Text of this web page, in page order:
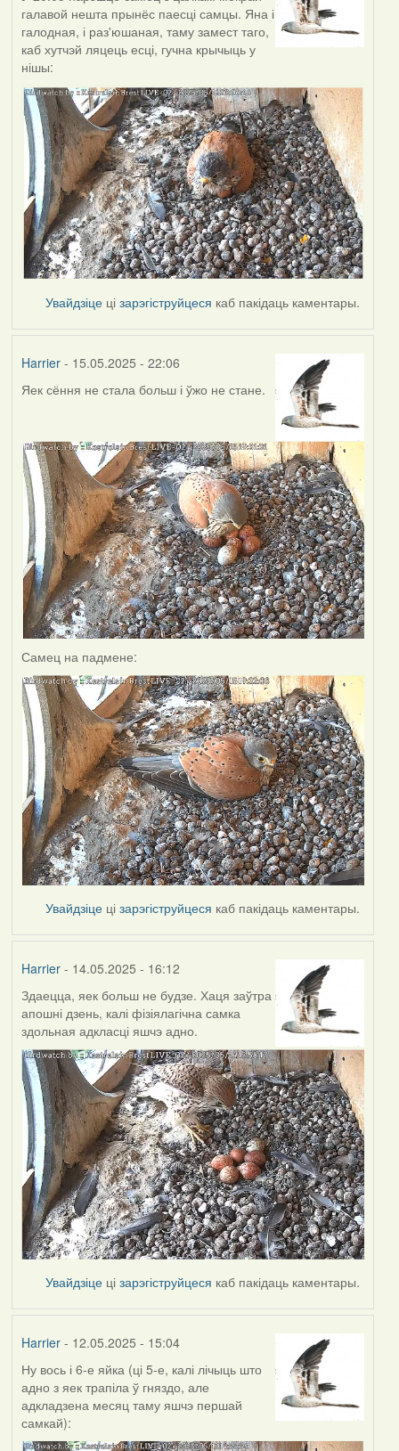
галавой нешта прынёс паесці самцы. Яна і
галодная, і раз'юшаная, таму замест таго,
каб хутчэй ляцець есці, гучна крычыць у
нішы:
Увайдзіце цізарэгіструйцеся каб пакідаць каментары.
Harrier- 15.05.2025 - 22:06
Яек сёння не стала больш і ўжо не стане.
Самец на падмене:
Увайдзіце цізарэгіструйцеся каб пакідаць каментары.
Harrier- 14.05.2025 - 16:12
Здаецца, яек больш не будзе. Хаця заўтра
апошні дзень, калі фізіялагічна самка
здольная адкласці яшчэ адно.
Увайдзіце цізарэгіструйцеся каб пакідаць каментары.
Harrier- 12.05.2025 - 15:04
Ну вось і 6-е яйка (ці 5-е, калі лічыць што
адно з яек трапіла ў гняздо, але
адкладзена месяц таму яшчэ першай
самкай):